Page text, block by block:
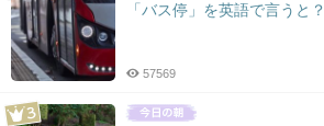
「バス停」を英語で言うと？
57569